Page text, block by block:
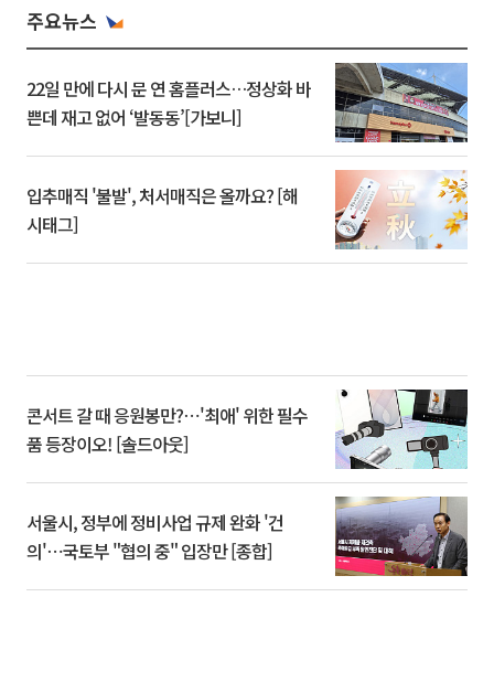
주요뉴스
22일 만에 다시 문 연 홈플러스…정상화 바
쁜데 재고 없어 ‘발동동’[가보니]
입추매직 '불발', 처서매직은 올까요? [해
시태그]
콘서트 갈 때 응원봉만?⋯'최애' 위한 필수
품 등장이오! [솔드아웃]
서울시, 정부에 정비사업 규제 완화 '건
의'⋯국토부 "협의 중" 입장만 [종합]